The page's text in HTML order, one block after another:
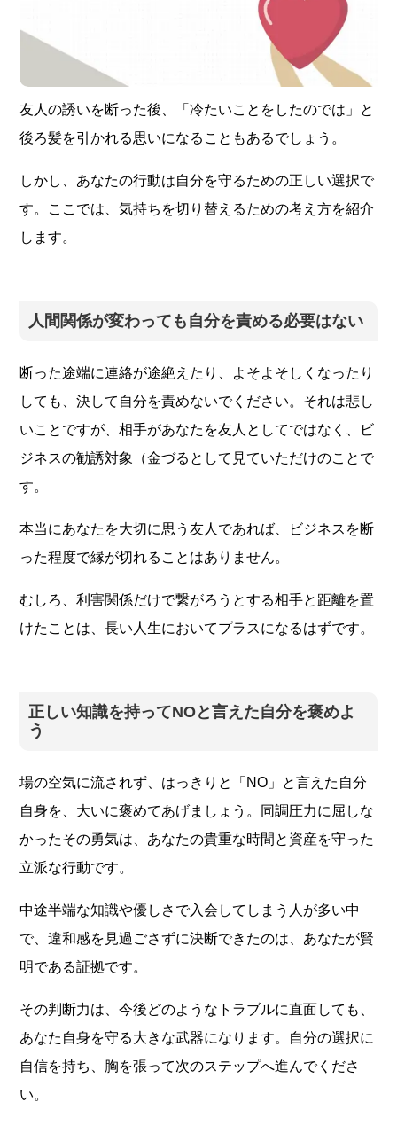
友人の誘いを断った後、「冷たいことをしたのでは」と
後ろ髪を引かれる思いになることもあるでしょう。
しかし、あなたの行動は自分を守るための正しい選択で
す。ここでは、気持ちを切り替えるための考え方を紹介
します。
人間関係が変わっても自分を責める必要はない
断った途端に連絡が途絶えたり、よそよそしくなったり
しても、決して自分を責めないでください。それは悲し
いことですが、相手があなたを友人としてではなく、ビ
ジネスの勧誘対象（金づるとして見ていただけのことで
す。
本当にあなたを大切に思う友人であれば、ビジネスを断
った程度で縁が切れることはありません。
むしろ、利害関係だけで繋がろうとする相手と距離を置
けたことは、長い人生においてプラスになるはずです。
正しい知識を持ってNOと言えた自分を褒めよ
う
場の空気に流されず、はっきりと「NO」と言えた自分
自身を、大いに褒めてあげましょう。同調圧力に屈しな
かったその勇気は、あなたの貴重な時間と資産を守った
立派な行動です。
中途半端な知識や優しさで入会してしまう人が多い中
で、違和感を見過ごさずに決断できたのは、あなたが賢
明である証拠です。
その判断力は、今後どのようなトラブルに直面しても、
あなた自身を守る大きな武器になります。自分の選択に
自信を持ち、胸を張って次のステップへ進んでくださ
い。